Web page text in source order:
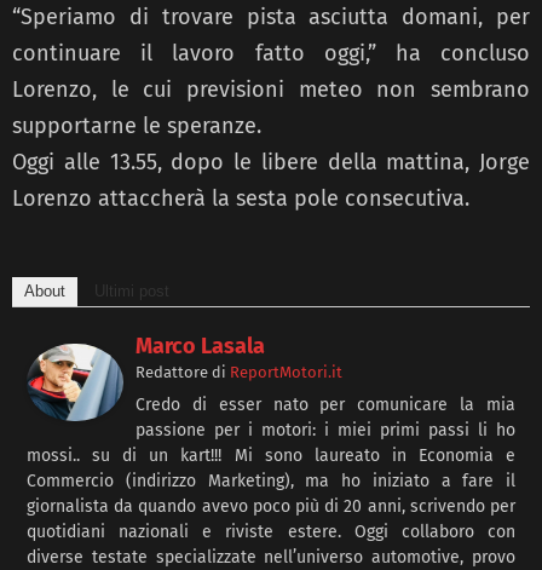
“Speriamo di trovare pista asciutta domani, per
continuare il lavoro fatto oggi,” ha concluso
Lorenzo, le cui previsioni meteo non sembrano
supportarne le speranze.
Oggi alle 13.55, dopo le libere della mattina, Jorge
Lorenzo attaccherà la sesta pole consecutiva.
About Ultimi post
Marco Lasala
Redattore di ReportMotori.it
Credo di esser nato per comunicare la mia
passione per i motori: i miei primi passi li ho
mossi.. su di un kart!!! Mi sono laureato in Economia e
Commercio (indirizzo Marketing), ma ho iniziato a fare il
giornalista da quando avevo poco più di 20 anni, scrivendo per
quotidiani nazionali e riviste estere. Oggi collaboro con
diverse testate specializzate nell’universo automotive, provo